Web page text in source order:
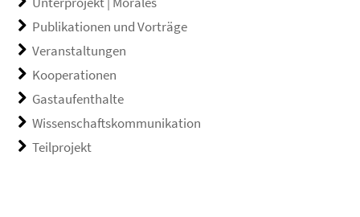
Publikationen und Vorträge
Veranstaltungen
Kooperationen
Gastaufenthalte
Wissenschaftskommunikation
Teilprojekt